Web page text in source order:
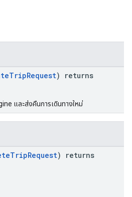
) returns
และส่งคืนการเดินทางใหม่
) returns